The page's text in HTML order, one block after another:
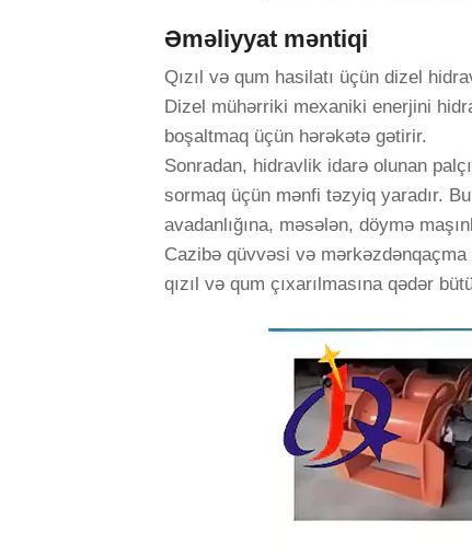
Əməliyyat məntiqi
Qızıl və qum hasilatı üçün dizel
Dizel mühərriki mexaniki enerjini
boşaltmaq üçün hərəkətə gətirir.
Sonradan, hidravlik idarə olunan
sormaq üçün mənfi təzyiq yaradır.
avadanlığına, məsələn, döymə
Cazibə qüvvəsi və mərkəzdənqaçma
qızıl və qum çıxarılmasına qədər